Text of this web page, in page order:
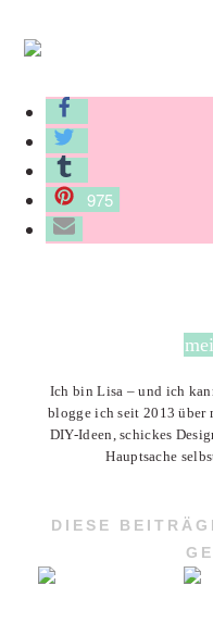
975
Ich bin Lisa – und ich
blogge ich seit 2013 über
DIY-Ideen, schickes
Hauptsache
DIESE